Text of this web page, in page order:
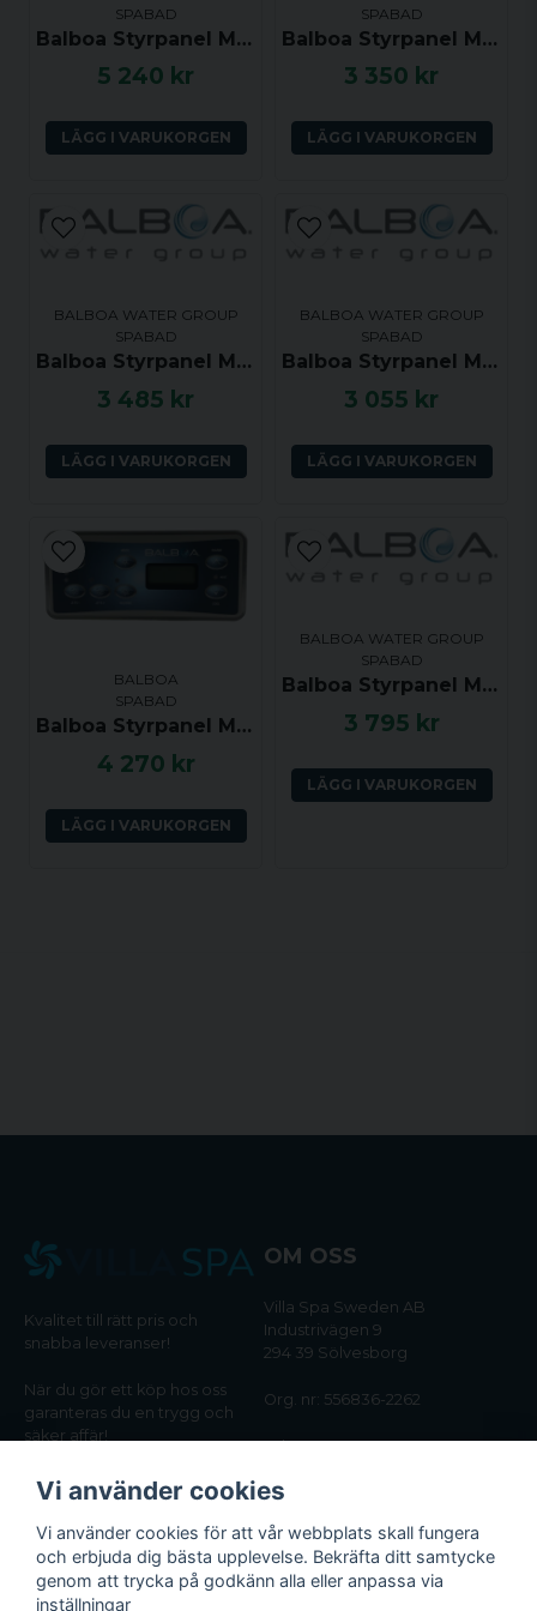
SPABAD
Balboa Styrpanel ML550 Long Touch Panel 2 Pump with Air or P3
5 240 kr
LÄGG I VARUKORGEN
SPABAD
Balboa Styrpanel ML260 - Jet, Aux, Temp, Light - 54270
3 350 kr
LÄGG I VARUKORGEN
BALBOA WATER GROUP
SPABAD
Balboa Styrpanel ML400 Touch Panel
3 485 kr
LÄGG I VARUKORGEN
BALBOA WATER GROUP
SPABAD
Balboa Styrpanel ML240 - Jets, Aux, Temp, Light - 54326
3 055 kr
LÄGG I VARUKORGEN
BALBOA
SPABAD
Balboa Styrpanel ML551 - Jets 1, Light, Mode, Jets 2, Jets 3, Jets 4, Warm, Cool - 55600
4 270 kr
LÄGG I VARUKORGEN
BALBOA WATER GROUP
SPABAD
Balboa Styrpanel ML551 - Light, Mode, Jets 1, Jets 2, Blower, Warm, Cool - 53502
3 795 kr
LÄGG I VARUKORGEN
Knapplayout: Uppsättning
Ljus Jets
Ja, ni får publicera min fråga
Kvalitet till rätt pris och
snabba leveranser!
När du gör ett köp hos oss
garanteras du en trygg och
säker affär!
OM OSS
Villa Spa Sweden AB
Industrivägen 9
294 39 Sölvesborg
Org. nr: 556836-2262
Tel:0456-405566
Email:
INFORMATION
Om oss
Vi använder cookies
Vi använder cookies för att vår webbplats skall fungera
och erbjuda dig bästa upplevelse. Bekräfta ditt samtycke
genom att trycka på godkänn alla eller anpassa via
inställningar